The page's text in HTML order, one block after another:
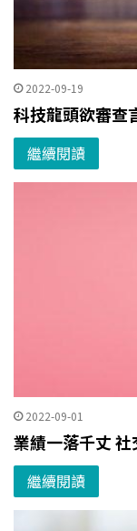
2022-09-19
科技龍頭欲審查
繼續閱讀
2022-09-01
業績一落千丈
繼續閱讀